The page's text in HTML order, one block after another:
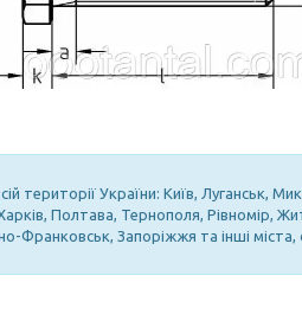
території України: Київ, Луганськ,
Полтава, Тернополя, Рівномір,
Франковськ, Запоріжжя та інші